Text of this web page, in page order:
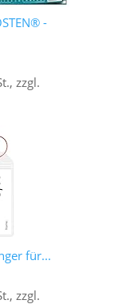
-
zzgl.
für...
zzgl.